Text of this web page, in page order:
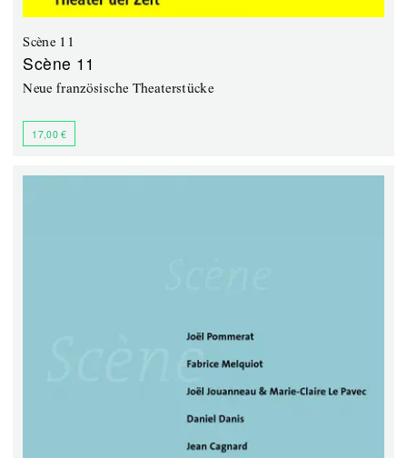
Scène 11
Scène 11
Neue französische Theaterstücke
17,00 €